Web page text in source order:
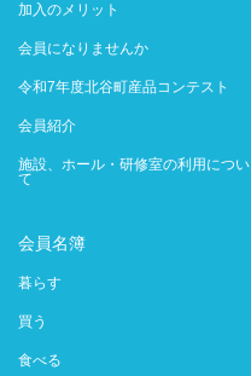
加入のメリット
会員になりませんか
令和7年度北谷町産品コンテスト
会員紹介
施設、ホール・研修室の利用につい
て
会員名簿
暮らす
買う
食べる